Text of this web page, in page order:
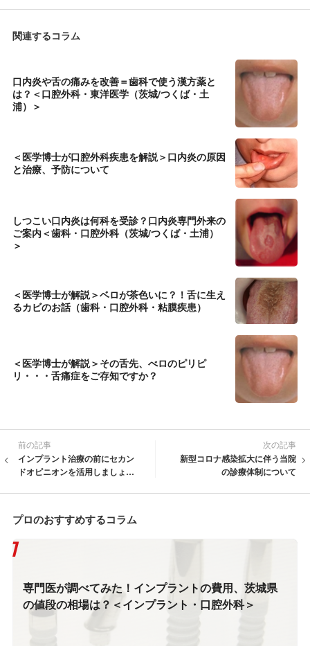
関連するコラム
口内炎や舌の痛みを改善＝歯科で使う漢方薬と
は？＜口腔外科・東洋医学（茨城/つくば・土
浦）＞
＜医学博士が口腔外科疾患を解説＞口内炎の原因
と治療、予防について
しつこい口内炎は何科を受診？口内炎専門外来の
ご案内＜歯科・口腔外科（茨城/つくば・土浦）
＞
＜医学博士が解説＞ベロが茶色いに？！舌に生え
るカビのお話（歯科・口腔外科・粘膜疾患）
＜医学博士が解説＞その舌先、べロのピリピ
リ・・・舌痛症をご存知ですか？
前の記事
インプラント治療の前にセカン
ドオピニオンを活用しましょう
次の記事
新型コロナ感染拡大に伴う当院
の診療体制について
プロのおすすめするコラム
専門医が調べてみた！インプラントの費用、茨城県
の値段の相場は？＜インプラント・口腔外科＞